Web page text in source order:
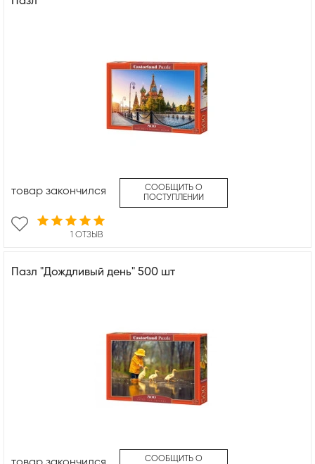
1 ОТЗЫВ
товар закончился
СООБЩИТЬ О
ПОСТУПЛЕНИИ
Пазл "Дождливый день" 500 шт
СООБЩИТЬ О